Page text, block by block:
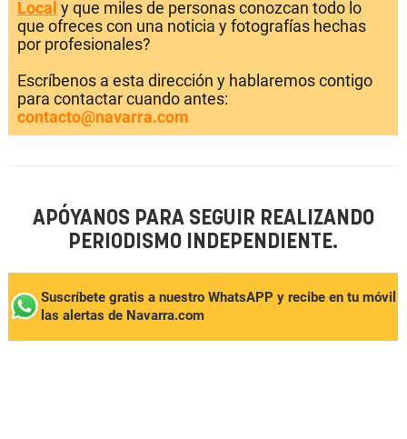
Local y que miles de personas conozcan todo lo
que ofreces con una noticia y fotografías hechas
por profesionales?
Escríbenos a esta dirección y hablaremos contigo
para contactar cuando antes:
contacto@navarra.com
APÓYANOS PARA SEGUIR REALIZANDO
PERIODISMO INDEPENDIENTE.
Suscríbete gratis a nuestro WhatsAPP y recibe en tu móvil
las alertas de Navarra.com